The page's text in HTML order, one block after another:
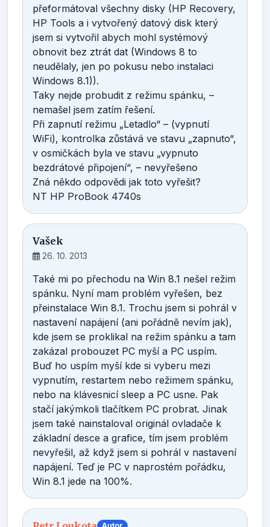
přeformátoval všechny disky (HP Recovery,
HP Tools a i vytvořený datový disk který
jsem si vytvořil abych mohl systémový
obnovit bez ztrát dat (Windows 8 to
neudělaly, jen po pokusu nebo instalaci
Windows 8.1)).
Taky nejde probudit z režimu spánku, –
nemašel jsem zatím řešení.
Při zapnutí režimu „Letadlo“ – (vypnutí
WiFi), kontrolka zůstává ve stavu „zapnuto“,
v osmičkách byla ve stavu „vypnuto
bezdrátové připojení“, – nevyřešeno
Zná někdo odpovědi jak toto vyřešit?
NT HP ProBook 4740s
Vašek
26. 10. 2013
Také mi po přechodu na Win 8.1 nešel režim
spánku. Nyní mam problém vyřešen, bez
přeinstalace Win 8.1. Trochu jsem si pohrál v
nastavení napájení (ani pořádně nevím jak),
kde jsem se proklikal na režim spánku a tam
zakázal probouzet PC myší a PC uspím.
Buď ho uspím myší kde si vyberu mezi
vypnutím, restartem nebo režimem spánku,
nebo na klávesnicí sleep a PC usne. Pak
stačí jakýmkoli tlačítkem PC probrat. Jinak
jsem také nainstaloval originál ovladače k
základní desce a grafice, tím jsem problém
nevyřešil, až když jsem si pohrál v nastavení
napájení. Teď je PC v naprostém pořádku,
Win 8.1 jede na 100%.